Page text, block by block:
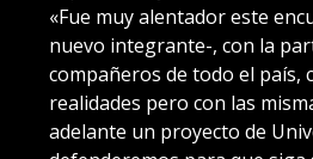
«Fue muy alentador este
nuevo integrante-, con la
compañeros de todo el país,
realidades pero con las
adelante un proyecto de